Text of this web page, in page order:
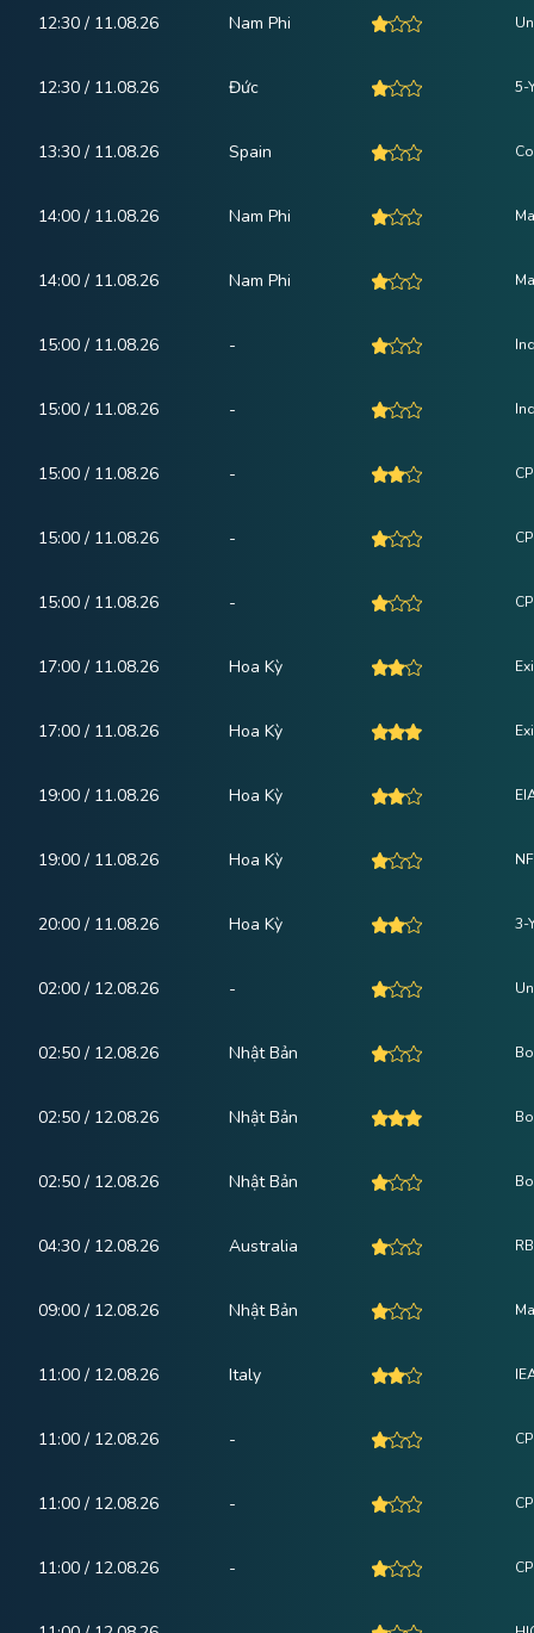
12:30 / 11.08.26 Nam Phi
12:30 / 11.08.26 Đức 5-
13:30 / 11.08.26 Spain
14:00 / 11.08.26 Nam Phi
14:00 / 11.08.26 Nam Phi
15:00 / 11.08.26 -
15:00 / 11.08.26 -
15:00 / 11.08.26 -
15:00 / 11.08.26 -
15:00 / 11.08.26 -
17:00 / 11.08.26 Hoa Kỳ
17:00 / 11.08.26 Hoa Kỳ
19:00 / 11.08.26 Hoa Kỳ
19:00 / 11.08.26 Hoa Kỳ
20:00 / 11.08.26 Hoa Kỳ 3-
02:00 / 12.08.26 -
02:50 / 12.08.26 Nhật Bản
02:50 / 12.08.26 Nhật Bản
02:50 / 12.08.26 Nhật Bản
04:30 / 12.08.26 Australia
09:00 / 12.08.26 Nhật Bản
11:00 / 12.08.26 Italy
11:00 / 12.08.26 -
11:00 / 12.08.26 -
11:00 / 12.08.26 -